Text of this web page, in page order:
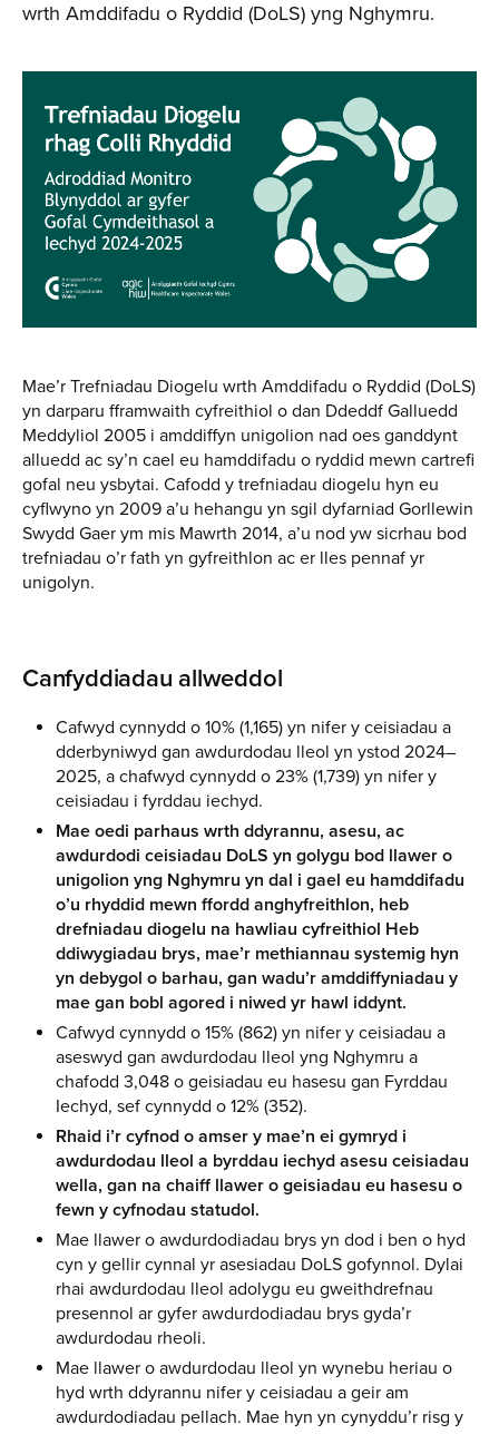
wrth Amddifadu o Ryddid (DoLS) yng Nghymru.
Mae’r Trefniadau Diogelu wrth Amddifadu o Ryddid (DoLS)
yn darparu fframwaith cyfreithiol o dan Ddeddf Galluedd
Meddyliol 2005 i amddiffyn unigolion nad oes ganddynt
alluedd ac sy’n cael eu hamddifadu o ryddid mewn cartrefi
gofal neu ysbytai. Cafodd y trefniadau diogelu hyn eu
cyflwyno yn 2009 a’u hehangu yn sgil dyfarniad Gorllewin
Swydd Gaer ym mis Mawrth 2014, a’u nod yw sicrhau bod
trefniadau o’r fath yn gyfreithlon ac er lles pennaf yr
unigolyn.
Canfyddiadau allweddol
Cafwyd cynnydd o 10% (1,165) yn nifer y ceisiadau a
dderbyniwyd gan awdurdodau lleol yn ystod 2024–
2025, a chafwyd cynnydd o 23% (1,739) yn nifer y
ceisiadau i fyrddau iechyd.
Mae oedi parhaus wrth ddyrannu, asesu, ac
awdurdodi ceisiadau DoLS yn golygu bod llawer o
unigolion yng Nghymru yn dal i gael eu hamddifadu
o’u rhyddid mewn ffordd anghyfreithlon, heb
drefniadau diogelu na hawliau cyfreithiol Heb
ddiwygiadau brys, mae’r methiannau systemig hyn
yn debygol o barhau, gan wadu’r amddiffyniadau y
mae gan bobl agored i niwed yr hawl iddynt.
Cafwyd cynnydd o 15% (862) yn nifer y ceisiadau a
aseswyd gan awdurdodau lleol yng Nghymru a
chafodd 3,048 o geisiadau eu hasesu gan Fyrddau
Iechyd, sef cynnydd o 12% (352).
Rhaid i’r cyfnod o amser y mae’n ei gymryd i
awdurdodau lleol a byrddau iechyd asesu ceisiadau
wella, gan na chaiff llawer o geisiadau eu hasesu o
fewn y cyfnodau statudol.
Mae llawer o awdurdodiadau brys yn dod i ben o hyd
cyn y gellir cynnal yr asesiadau DoLS gofynnol. Dylai
rhai awdurdodau lleol adolygu eu gweithdrefnau
presennol ar gyfer awdurdodiadau brys gyda’r
awdurdodau rheoli.
Mae llawer o awdurdodau lleol yn wynebu heriau o
hyd wrth ddyrannu nifer y ceisiadau a geir am
awdurdodiadau pellach. Mae hyn yn cynyddu’r risg y